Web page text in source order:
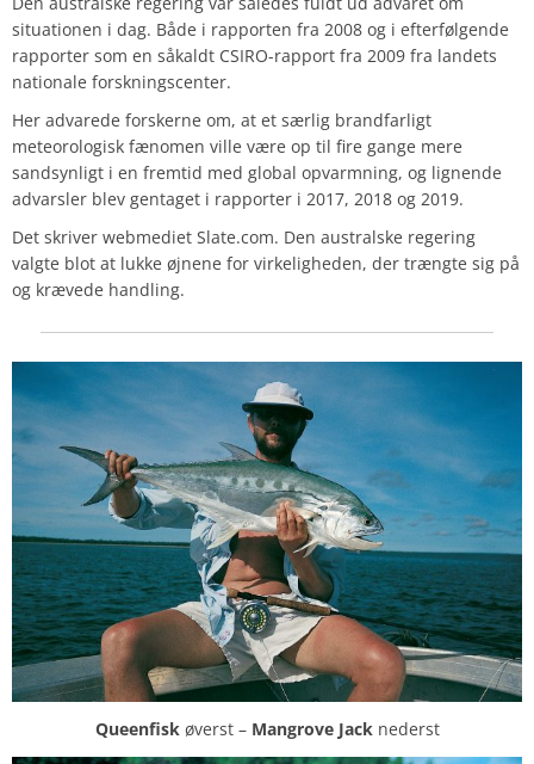
situationen i dag. Både i rapporten fra 2008 og i efterfølgende
rapporter som en såkaldt CSIRO-rapport fra 2009 fra landets
nationale forskningscenter.
Her advarede forskerne om, at et særlig brandfarligt
meteorologisk fænomen ville være op til fire gange mere
sandsynligt i en fremtid med global opvarmning, og lignende
advarsler blev gentaget i rapporter i 2017, 2018 og 2019.
Det skriver webmediet Slate.com. Den australske regering
valgte blot at lukke øjnene for virkeligheden, der trængte sig på
og krævede handling.
Queenfiskøverst – Mangrove Jacknederst